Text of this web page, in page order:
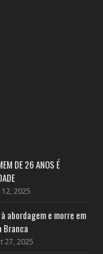
DE 26 ANOS É
12, 2025
abordagem e morre em
Branca
27, 2025